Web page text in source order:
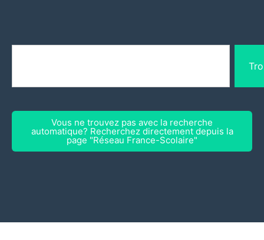
Vous ne trouvez pas avec la recherche
automatique? Recherchez directement depuis la
page "Réseau France-Scolaire"